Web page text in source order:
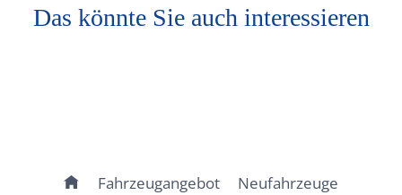
Das könnte Sie auch interessieren
Fahrzeugangebot
Neufahrzeuge